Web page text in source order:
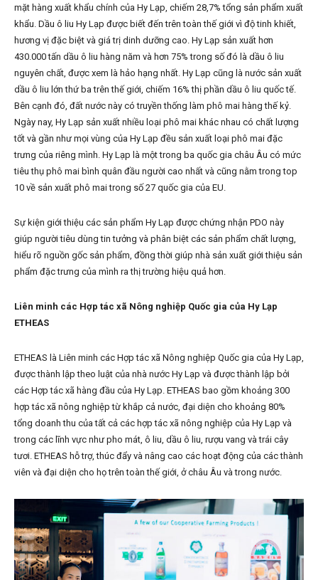
mặt hàng xuất khẩu chính của Hy Lạp, chiếm 28,7% tổng sản phẩm xuất
khẩu. Dầu ô liu Hy Lạp được biết đến trên toàn thế giới vì độ tinh khiết,
hương vị đặc biệt và giá trị dinh dưỡng cao. Hy Lạp sản xuất hơn
430.000 tấn dầu ô liu hàng năm và hơn 75% trong số đó là dầu ô liu
nguyên chất, được xem là hảo hạng nhất. Hy Lạp cũng là nước sản xuất
dầu ô liu lớn thứ ba trên thế giới, chiếm 16% thị phần dầu ô liu quốc tế.
Bên cạnh đó, đất nước này có truyền thống làm phô mai hàng thế kỷ.
Ngày nay, Hy Lạp sản xuất nhiều loại phô mai khác nhau có chất lượng
tốt và gần như mọi vùng của Hy Lạp đều sản xuất loại phô mai đặc
trưng của riêng mình. Hy Lạp là một trong ba quốc gia châu Âu có mức
tiêu thụ phô mai bình quân đầu người cao nhất và cũng nằm trong top
10 về sản xuất phô mai trong số 27 quốc gia của EU.
Sự kiện giới thiệu các sản phẩm Hy Lạp được chứng nhận PDO này
giúp người tiêu dùng tin tưởng và phân biệt các sản phẩm chất lượng,
hiểu rõ nguồn gốc sản phẩm, đồng thời giúp nhà sản xuất giới thiệu sản
phẩm đặc trưng của mình ra thị trường hiệu quả hơn.
Liên minh các Hợp tác xã Nông nghiệp Quốc gia của Hy Lạp
ETHEAS
ETHEAS là Liên minh các Hợp tác xã Nông nghiệp Quốc gia của Hy Lạp,
được thành lập theo luật của nhà nước Hy Lạp và được thành lập bởi
các Hợp tác xã hàng đầu của Hy Lạp. ETHEAS bao gồm khoảng 300
hợp tác xã nông nghiệp từ khắp cả nước, đại diện cho khoảng 80%
tổng doanh thu của tất cả các hợp tác xã nông nghiệp của Hy Lạp và
trong các lĩnh vực như pho mát, ô liu, dầu ô liu, rượu vang và trái cây
tươi. ETHEAS hỗ trợ, thúc đẩy và nâng cao các hoạt động của các thành
viên và đại diện cho họ trên toàn thế giới, ở châu Âu và trong nước.